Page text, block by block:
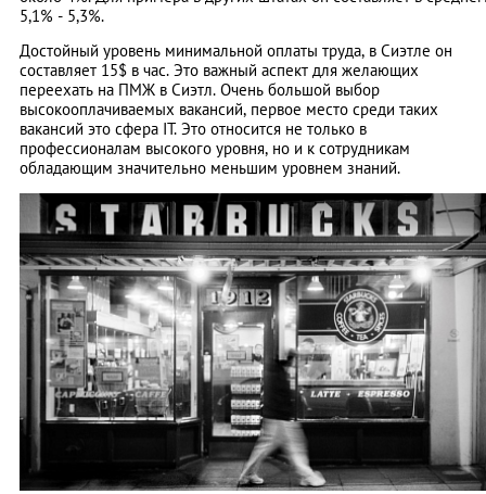
5,1% - 5,3%.
Достойный уровень минимальной оплаты труда, в Сиэтле он
составляет 15$ в час. Это важный аспект для желающих
переехать на ПМЖ в Сиэтл. Очень большой выбор
высокооплачиваемых вакансий, первое место среди таких
вакансий это сфера IT. Это относится не только в
профессионалам высокого уровня, но и к сотрудникам
обладающим значительно меньшим уровнем знаний.